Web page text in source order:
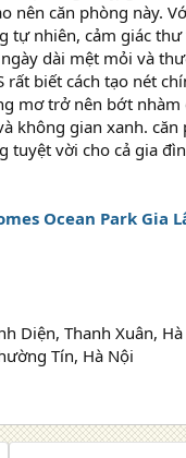
nên căn phòng này.
nhiên, cảm giác
dài mệt mỏi và
rất biết cách tạo nét
mơ trở nên bớt
không gian xanh.
tuyệt vời cho cả gia
Ocean Park Gia
Diện, Thanh Xuân,
Tín, Hà Nội